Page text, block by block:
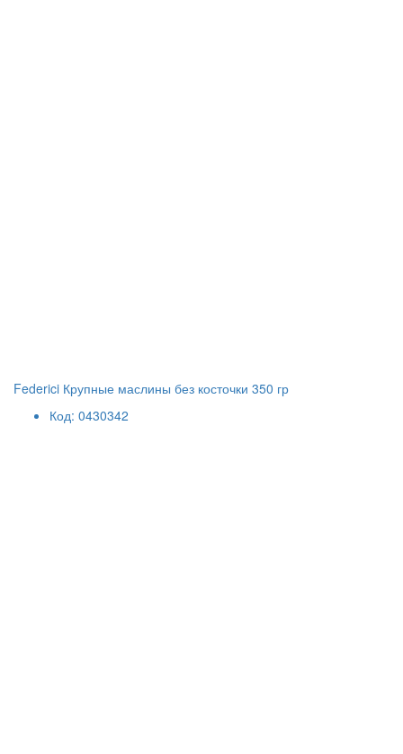
Federici Крупные маслины без косточки 350 гр
Код: 0430342